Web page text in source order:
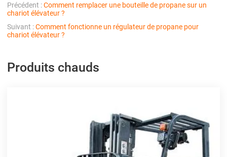
Précédent :Comment remplacer une bouteille de propane sur un
chariot élévateur ?
Suivant :Comment fonctionne un régulateur de propane pour
chariot élévateur ?
Produits chauds